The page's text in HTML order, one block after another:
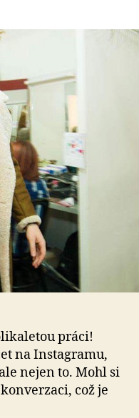
práci!
na Instagramu,
nejen to. Mohl si
což je